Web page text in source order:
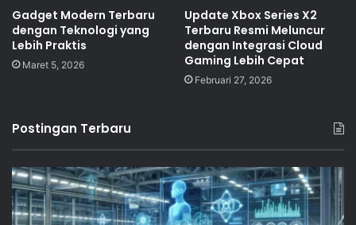
Gadget Modern Terbaru
dengan Teknologi yang
Lebih Praktis
Maret 5, 2026
Update Xbox Series X2
Terbaru Resmi Meluncur
dengan Integrasi Cloud
Gaming Lebih Cepat
Februari 27, 2026
Postingan Terbaru